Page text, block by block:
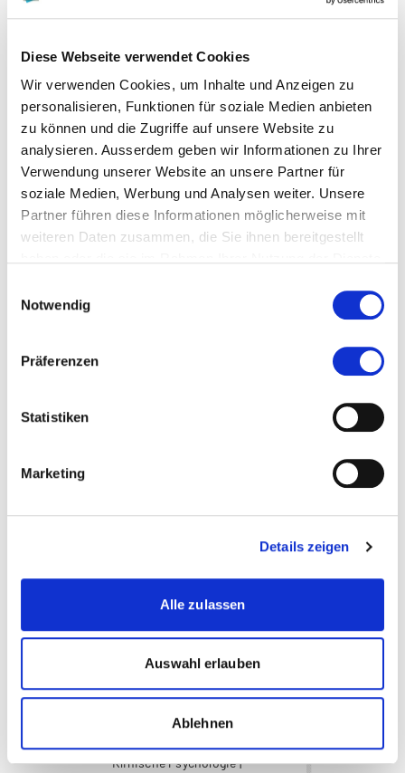
Diese Webseite verwendet Cookies
Wir verwenden Cookies, um Inhalte und Anzeigen zu
personalisieren, Funktionen für soziale Medien anbieten
zu können und die Zugriffe auf unsere Website zu
analysieren. Ausserdem geben wir Informationen zu Ihrer
Verwendung unserer Website an unsere Partner für
soziale Medien, Werbung und Analysen weiter. Unsere
Partner führen diese Informationen möglicherweise mit
weiteren Daten zusammen, die Sie ihnen bereitgestellt
Notwendig
Präferenzen
Statistiken
Marketing
Details zeigen
Alle zulassen
Auswahl erlauben
Ablehnen
Bildungsberater
Sebastian Attiger
Business Administration |
more...
more...
Studiengangsleiter
Klinische Psychologie |